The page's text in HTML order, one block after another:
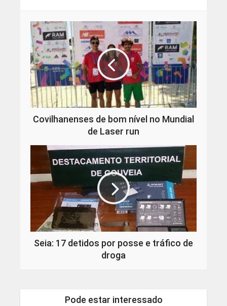
Covilhanenses de bom nível no Mundial
de Laser run
Seia: 17 detidos por posse e tráfico de
droga
Pode estar interessado